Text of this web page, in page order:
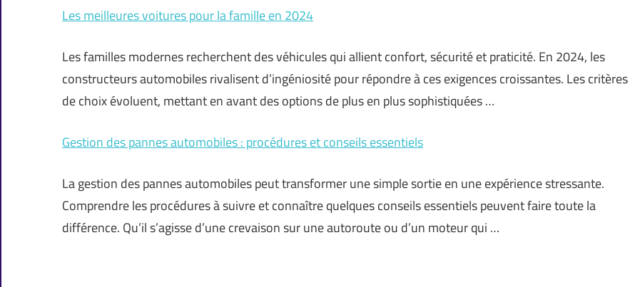
Les meilleures voitures pour la famille en 2024
Les familles modernes recherchent des véhicules qui allient confort, sécurité et praticité. En 2024, les
constructeurs automobiles rivalisent d’ingéniosité pour répondre à ces exigences croissantes. Les critères
de choix évoluent, mettant en avant des options de plus en plus sophistiquées …
Gestion des pannes automobiles : procédures et conseils essentiels
La gestion des pannes automobiles peut transformer une simple sortie en une expérience stressante.
Comprendre les procédures à suivre et connaître quelques conseils essentiels peuvent faire toute la
différence. Qu’il s’agisse d’une crevaison sur une autoroute ou d’un moteur qui …